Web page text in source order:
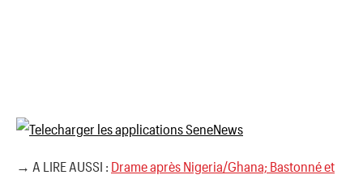
→ A LIRE AUSSI : Drame après Nigeria/Ghana; Bastonné et